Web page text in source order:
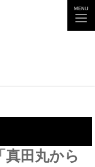
MENU
田丸から